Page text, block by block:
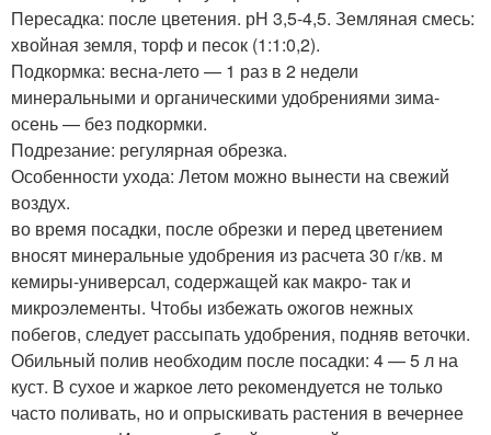
Пересадка: после цветения. рН 3,5-4,5. Земляная смесь:
хвойная земля, торф и песок (1:1:0,2).
Подкормка: весна-лето — 1 раз в 2 недели
минеральными и органическими удобрениями зима-
осень — без подкормки.
Подрезание: регулярная обрезка.
Особенности ухода: Летом можно вынести на свежий
воздух.
во время посадки, после обрезки и перед цветением
вносят минеральные удобрения из расчета 30 г/кв. м
кемиры-универсал, содержащей как макро- так и
микроэлементы. Чтобы избежать ожогов нежных
побегов, следует рассыпать удобрения, подняв веточки.
Обильный полив необходим после посадки: 4 — 5 л на
куст. В сухое и жаркое лето рекомендуется не только
часто поливать, но и опрыскивать растения в вечернее